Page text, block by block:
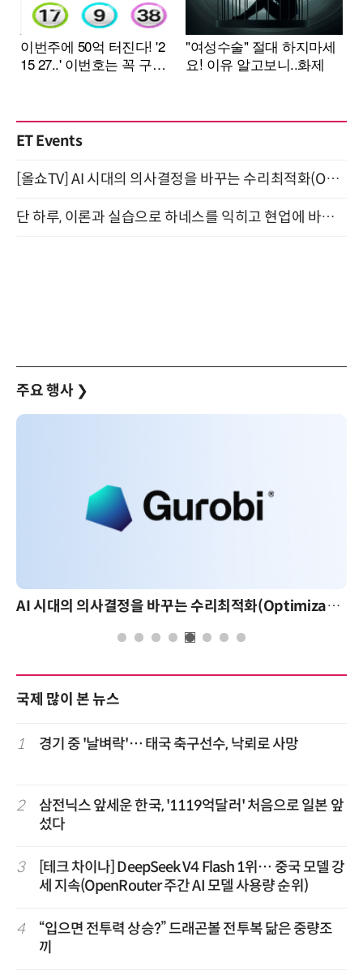
ET Events
[올쇼TV] AI 시대의 의사결정을 바꾸는 수리최적화(Optimization) 소개 (8/20 생방송)
단 하루, 이론과 실습으로 하네스를 익히고 현업에 바로 쓰는 핸즈온 워크숍 (8/20)
주요 행사 ❯
AI 시대의 의사결정을 바꾸는 수리최적화(Optimization): 실제 산업 적용 사례와 활용 전략
국제 많이 본 뉴스
1 경기 중 '날벼락'… 태국 축구선수, 낙뢰로 사망
2
삼전닉스 앞세운 한국, '1119억달러' 처음으로 일본 앞
섰다
3
[테크 차이나] DeepSeek V4 Flash 1위… 중국 모델 강
세 지속(OpenRouter 주간 AI 모델 사용량 순위)
4
“입으면 전투력 상승?” 드래곤볼 전투복 닮은 중량조
끼